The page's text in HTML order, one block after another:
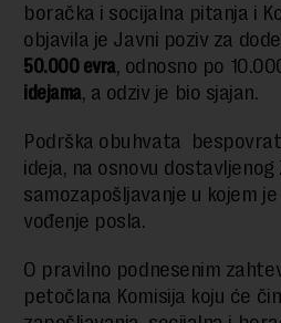
boračka i socijalna pitanja i
objavila je Javni poziv za
50.000 evra, odnosno po
idejama, a odziv je bio sjajan.
Podrška obuhvata
ideja, na osnovu
samozapošljavanje u kojem
vođenje posla.
O pravilno podnesenim
petočlana Komisija koju će